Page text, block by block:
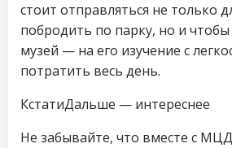
стоит отправляться не только
побродить по парку, но и чтобы
музей — на его изучение с
потратить весь день.
КстатиДальше — интереснее
Не забывайте, что вместе с